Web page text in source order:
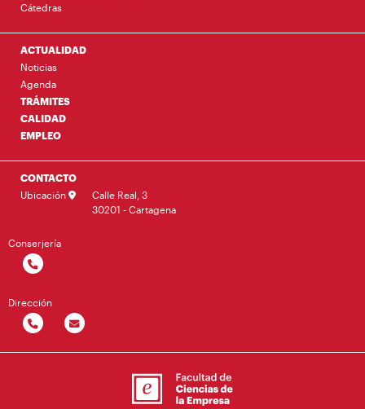
Cátedras
ACTUALIDAD
Noticias
Agenda
TRÁMITES
CALIDAD
EMPLEO
CONTACTO
Ubicación
Calle Real, 3
30201 - Cartagena
Conserjería
Dirección